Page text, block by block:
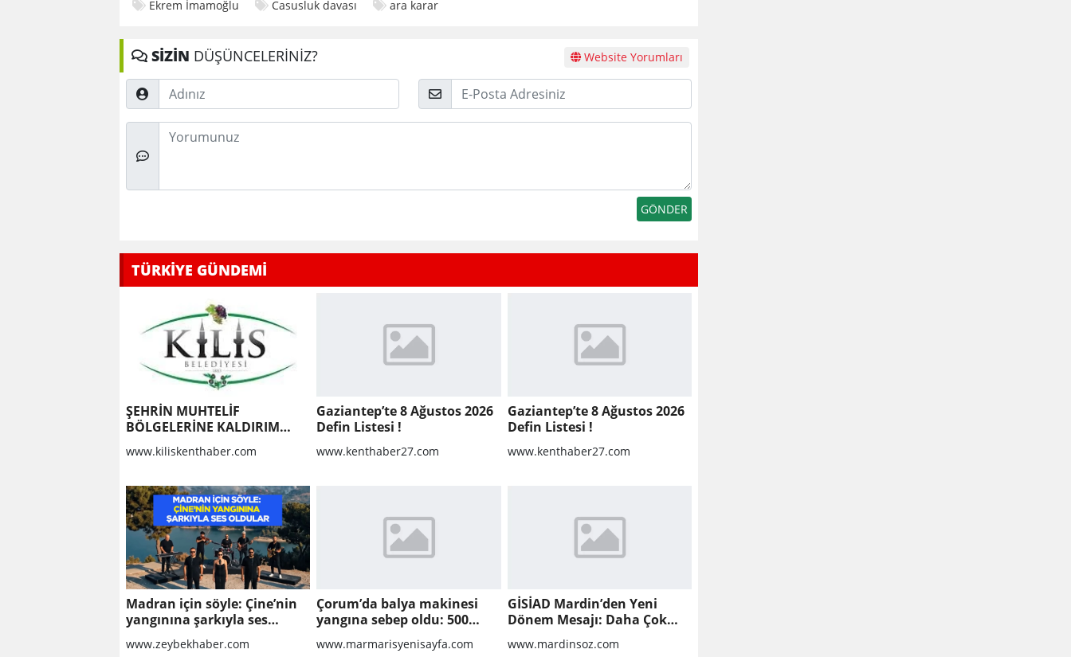
Ekrem İmamoğlu Casusluk davası ara karar
SİZİN DÜŞÜNCELERİNİZ? Website Yorumları
Adınız
Posta
Düşünceleriniz
TÜRKİYE GÜNDEMİ
ŞEHRİN MUHTELİF
BÖLGELERİNE KALDIRIM
YAPILMASI VE BOZULAN
KALDIRIMLARIN
www.kiliskenthaber.com
Gaziantep’te 8 Ağustos 2026
Defin Listesi !
www.kenthaber27.com
Gaziantep’te 8 Ağustos 2026
Defin Listesi !
www.kenthaber27.com
Madran için söyle: Çine’nin
yangınına şarkıyla ses
www.zeybekhaber.com
Çorum’da balya makinesi
yangına sebep oldu: 500
dönüm anız küle döndü
www.marmarisyenisayfa.com
GİSİAD Mardin’den Yeni
Dönem Mesajı: Daha Çok
Sahada, Daha Çok Üretim
www.mardinsoz.com